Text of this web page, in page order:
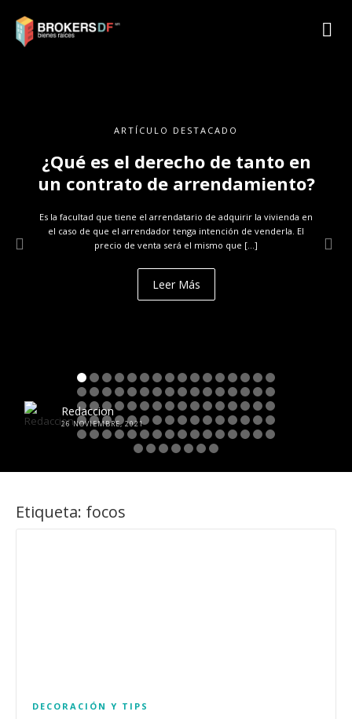
ARTÍCULO DESTACADO
¿Qué es el derecho de tanto en
un contrato de arrendamiento?
Es la facultad que tiene el arrendatario de adquirir la vivienda en
el caso de que el arrendador tenga intención de venderla. El
precio de venta será el mismo que […]
Leer Más
Redaccion
26 NOVIEMBRE, 2021
Etiqueta: focos
DECORACIÓN Y TIPS